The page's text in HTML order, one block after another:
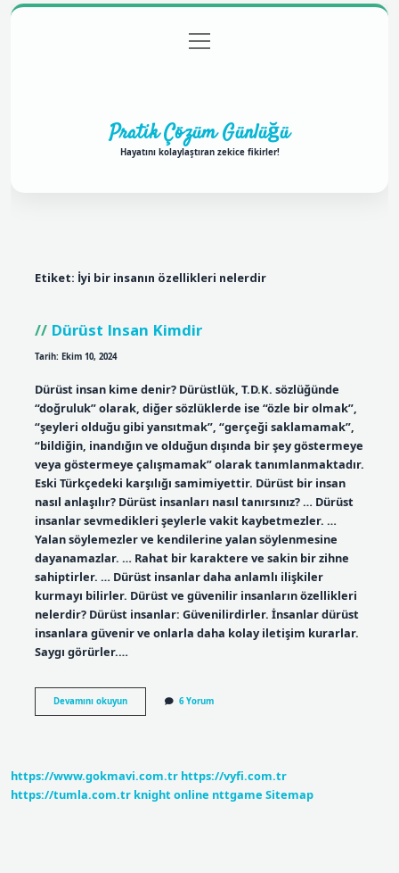
Gizlilik Politikası
menüyü
aç
Pratik Çözüm Günlüğü
Hayatını kolaylaştıran zekice fikirler!
Etiket: İyi bir insanın özellikleri nelerdir
Dürüst Insan Kimdir
Tarih: Ekim 10, 2024
Dürüst insan kime denir? Dürüstlük, T.D.K. sözlüğünde
“doğruluk” olarak, diğer sözlüklerde ise “özle bir olmak”,
“şeyleri olduğu gibi yansıtmak”, “gerçeği saklamamak”,
“bildiğin, inandığın ve olduğun dışında bir şey göstermeye
veya göstermeye çalışmamak” olarak tanımlanmaktadır.
Eski Türkçedeki karşılığı samimiyettir. Dürüst bir insan
nasıl anlaşılır? Dürüst insanları nasıl tanırsınız? … Dürüst
insanlar sevmedikleri şeylerle vakit kaybetmezler. …
Yalan söylemezler ve kendilerine yalan söylenmesine
dayanamazlar. … Rahat bir karaktere ve sakin bir zihne
sahiptirler. … Dürüst insanlar daha anlamlı ilişkiler
kurmayı bilirler. Dürüst ve güvenilir insanların özellikleri
nelerdir? Dürüst insanlar: Güvenilirdirler. İnsanlar dürüst
insanlara güvenir ve onlarla daha kolay iletişim kurarlar.
Saygı görürler.…
Devamını okuyunDürüst
Insan
6 Yorum
https://www.gokmavi.com.tr https://vyfi.com.tr
https://tumla.com.tr knight online nttgame Sitemap